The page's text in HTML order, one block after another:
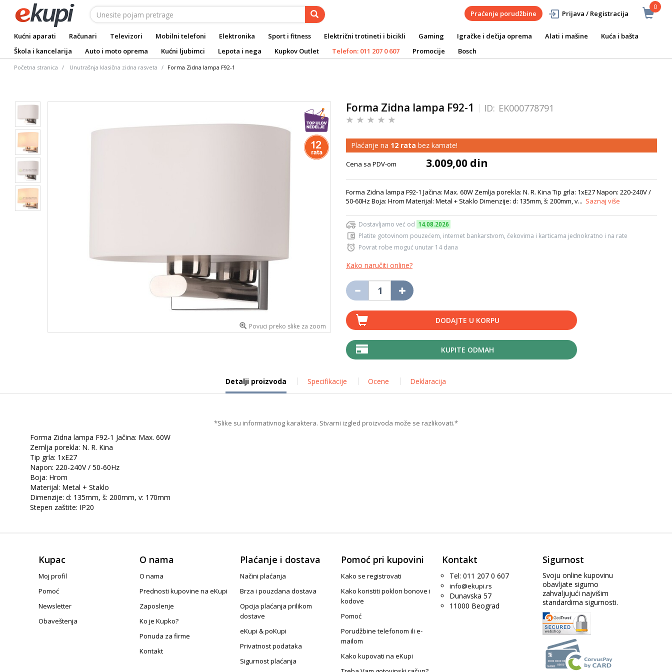
0
Praćenje porudžbine Prijava / Registracija
Kućni aparati Računari Televizori Mobilni telefoni Elektronika Sport i fitness Električni trotineti i bicikli Gaming Igračke i dečija oprema Alati i mašine
Kuća i bašta
Škola i kancelarija
Auto i moto oprema Kućni ljubimci Lepota i nega Kupkov Outlet Telefon: 011 207 0 607 Promocije Bosch
Početna stranica Unutrašnja klasična zidna rasveta Forma Zidna lampa F92-1
Povuci preko slike za zoom
Forma Zidna lampa F92-1 ID: EK000778791
Plaćanje na 12 rata bez kamate!
Cena sa PDV-om 3.009,00 din
Forma Zidna lampa F92-1 Jačina: Max. 60W Zemlja porekla: N. R. Kina Tip grla: 1xE27 Napon: 220-240V /
50-60Hz Boja: Hrom Materijal: Metal + Staklo Dimenzije: d: 135mm, š: 200mm, v... Saznaj više
Dostavljamo već od 14.08.2026
Platite gotovinom pouzećem, internet bankarstvom, čekovima i karticama jednokratno i na rate
Povrat robe moguć unutar 14 dana
Kako naručiti online?
DODAJTE U KORPU
KUPITE ODMAH
Detalji proizvoda Specifikacije Ocene Deklaracija
*Slike su informativnog karaktera. Stvarni izgled proizvoda može se razlikovati.*
Forma Zidna lampa F92-1 Jačina: Max. 60W
Zemlja porekla: N. R. Kina
Tip grla: 1xE27
Napon: 220-240V / 50-60Hz
Boja: Hrom
Materijal: Metal + Staklo
Dimenzije: d: 135mm, š: 200mm, v: 170mm
Stepen zaštite: IP20
Kupac
Moj profil
Pomoć
Newsletter
Obaveštenja
O nama
O nama
Prednosti kupovine na eKupi
Zaposlenje
Ko je Kupko?
Ponuda za firme
Kontakt
Plaćanje i dostava
Načini plaćanja
Brza i pouzdana dostava
Opcija plaćanja prilikom
dostave
eKupi & poKupi
Privatnost podataka
Sigurnost plaćanja
Pomoć pri kupovini
Kako se registrovati
Kako koristiti poklon bonove i
kodove
Pomoć
Porudžbine telefonom ili e-
mailom
Kako kupovati na eKupi
Kontakt
Tel: 011 207 0 607
info@ekupi.rs
Dunavska 57
11000 Beograd
Sigurnost
Svoju online kupovinu
obavljate sigurno
zahvaljujući najvišim
standardima sigurnosti.